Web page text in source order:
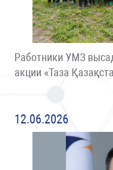
Работники УМЗ
акции «Таза
12.06.2026